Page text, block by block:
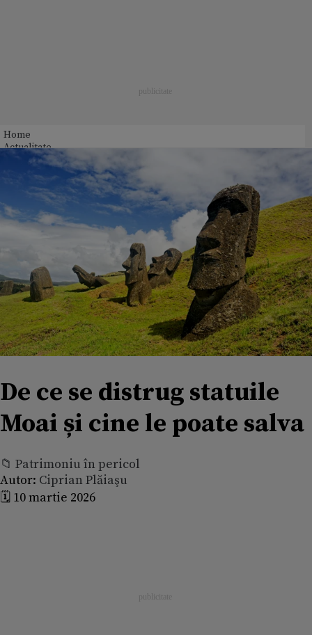
Home
Actualitate
De ce se distrug statuile
Moai și cine le poate salva
📁 Patrimoniu în pericol
Autor: Ciprian Plăiaşu
🗓️ 10 martie 2026